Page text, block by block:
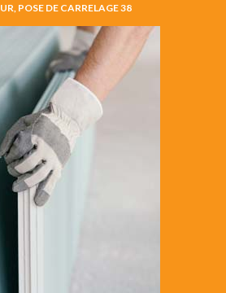
POSE DE CARRELAGE 38